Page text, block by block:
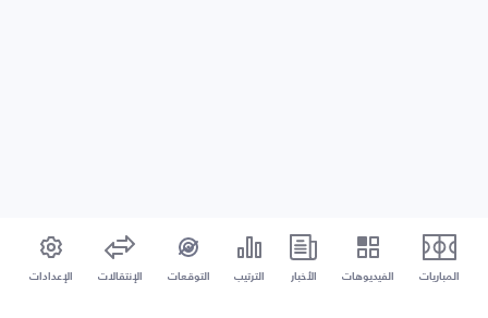
المباريات الفيديوهات الأخبار الترتيب التوقعات الإنتقالات الإعدادات